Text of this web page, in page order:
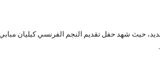
حيث شهد حفل تقديم النجم الفرنسي كيليان